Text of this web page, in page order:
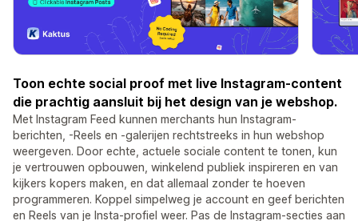
Toon echte social proof met live Instagram-content
die prachtig aansluit bij het design van je webshop.
Met Instagram Feed kunnen merchants hun Instagram-
berichten, -Reels en -galerijen rechtstreeks in hun webshop
weergeven. Door echte, actuele sociale content te tonen, kun
je vertrouwen opbouwen, winkelend publiek inspireren en van
kijkers kopers maken, en dat allemaal zonder te hoeven
programmeren. Koppel simpelweg je account en geef berichten
en Reels van je Insta-profiel weer. Pas de Instagram-secties aan